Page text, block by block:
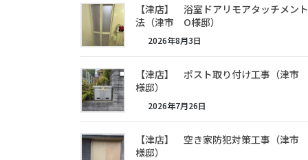
【津店】 浴室ドアリモアタッチメン
法（津市 O様邸）
2026年8月3日
【津店】 ポスト取り付け工事（津市
様邸）
2026年7月26日
【津店】 空き家防犯対策工事（津
様邸）